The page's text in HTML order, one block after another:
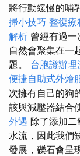
將行動緩慢的哺
掃小技巧 整復療
解析 曾經有過
自然會聚集在一
題。 台胞證辦理
便捷自助式外燴
次擁有自己的狗
該與減壓器結合
外遇 除了添加
水流，因此我們
發展，礫石會呈